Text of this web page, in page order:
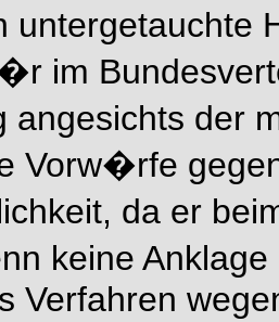
im
der
Vorw�rfe
da er
keine
Verfahren